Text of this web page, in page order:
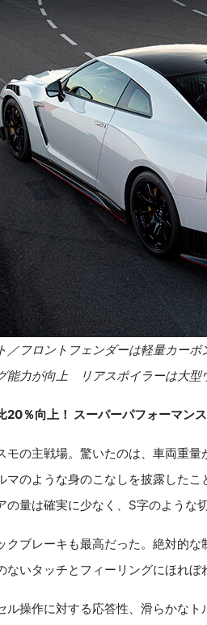
／フロントフェンダーは軽量カー
能力が向上 リアスポイラーは大型
20％向上！ スーパーパフォーマン
の主戦場。驚いたのは、車両重
マのような身のこなしを披露した
の量は確実に少なく、S字のような
ブレーキも最高だった。絶対的
いタッチとフィーリングにほれぼ
操作に対する応答性、滑らかな